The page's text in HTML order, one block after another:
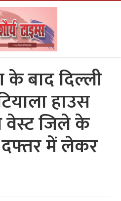
बाद दिल्ली
हाउस
वेस्ट जिले के
में लेकर